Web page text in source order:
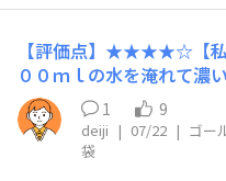
です。意外とパックを取
たが、抽出ボトルの衛生
して、何日以内に飲み終
カー側で注意喚起があっ
【リピート】あり【こん
事前に身体を冷やしつつ
いです。
【評価点】★★★★☆​【私
００ｍｌの水を淹れて濃
には少し濃いめに感じた
ーヒーの香りとコクを感
ト】あり​【こんな時にお
1 9
deiji | 07/22 | ゴー
袋